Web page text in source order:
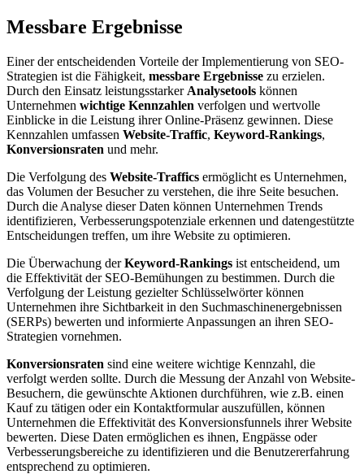
Messbare Ergebnisse
Einer der entscheidenden Vorteile der Implementierung von SEO-
Strategien ist die Fähigkeit, messbare Ergebnisse zu erzielen.
Durch den Einsatz leistungsstarker Analysetools können
Unternehmen wichtige Kennzahlen verfolgen und wertvolle
Einblicke in die Leistung ihrer Online-Präsenz gewinnen. Diese
Kennzahlen umfassen Website-Traffic, Keyword-Rankings,
Konversionsraten und mehr.
Die Verfolgung des Website-Traffics ermöglicht es Unternehmen,
das Volumen der Besucher zu verstehen, die ihre Seite besuchen.
Durch die Analyse dieser Daten können Unternehmen Trends
identifizieren, Verbesserungspotenziale erkennen und datengestützte
Entscheidungen treffen, um ihre Website zu optimieren.
Die Überwachung derKeyword-Rankings ist entscheidend, um
die Effektivität der SEO-Bemühungen zu bestimmen. Durch die
Verfolgung der Leistung gezielter Schlüsselwörter können
Unternehmen ihre Sichtbarkeit in den Suchmaschinenergebnissen
(SERPs) bewerten und informierte Anpassungen an ihren SEO-
Strategien vornehmen.
Konversionsraten sind eine weitere wichtige Kennzahl, die
verfolgt werden sollte. Durch die Messung der Anzahl von Website-
Besuchern, die gewünschte Aktionen durchführen, wie z.B. einen
Kauf zu tätigen oder ein Kontaktformular auszufüllen, können
Unternehmen die Effektivität des Konversionsfunnels ihrer Website
bewerten. Diese Daten ermöglichen es ihnen, Engpässe oder
Verbesserungsbereiche zu identifizieren und die Benutzererfahrung
entsprechend zu optimieren.